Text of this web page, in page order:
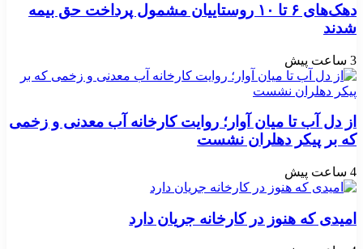
دهک‌های ۶ تا ۱۰ روستاییان مشمول پرداخت حق بیمه
شدند
3 ساعت پیش
از دل آب تا میان آوار؛ روایت کارخانه آب معدنی و زخمی
که بر پیکر دهلران نشست
4 ساعت پیش
امیدی که هنوز در کارخانه جریان دارد